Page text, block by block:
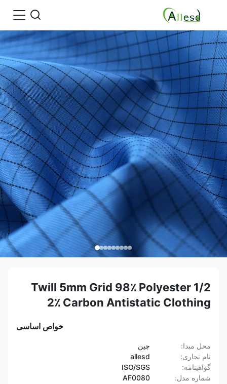
1/2 Twill 5mm Grid 98٪ Polyester
2٪ Carbon Antistatic Clothing
خواص اساسی
محل مبدا:
چین
نام تجاری:
allesd
گواهینامه:
ISO/SGS
شماره مدل:
AF0080